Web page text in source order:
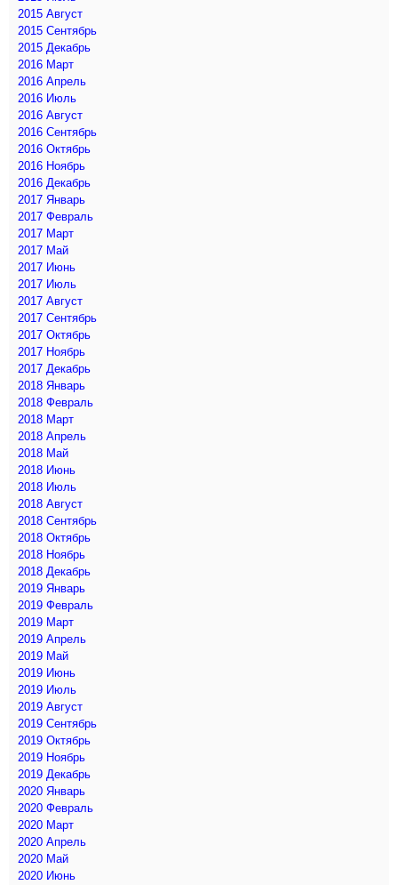
2015 Август
2015 Сентябрь
2015 Декабрь
2016 Март
2016 Апрель
2016 Июль
2016 Август
2016 Сентябрь
2016 Октябрь
2016 Ноябрь
2016 Декабрь
2017 Январь
2017 Февраль
2017 Март
2017 Май
2017 Июнь
2017 Июль
2017 Август
2017 Сентябрь
2017 Октябрь
2017 Ноябрь
2017 Декабрь
2018 Январь
2018 Февраль
2018 Март
2018 Апрель
2018 Май
2018 Июнь
2018 Июль
2018 Август
2018 Сентябрь
2018 Октябрь
2018 Ноябрь
2018 Декабрь
2019 Январь
2019 Февраль
2019 Март
2019 Апрель
2019 Май
2019 Июнь
2019 Июль
2019 Август
2019 Сентябрь
2019 Октябрь
2019 Ноябрь
2019 Декабрь
2020 Январь
2020 Февраль
2020 Март
2020 Апрель
2020 Май
2020 Июнь